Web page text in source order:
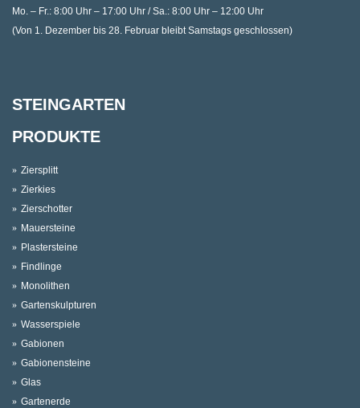
Mo. – Fr.: 8:00 Uhr – 17:00 Uhr / Sa.: 8:00 Uhr – 12:00 Uhr
(Von 1. Dezember bis 28. Februar bleibt Samstags geschlossen)
STEINGARTEN
PRODUKTE
Ziersplitt
Zierkies
Zierschotter
Mauersteine
Plastersteine
Findlinge
Monolithen
Gartenskulpturen
Wasserspiele
Gabionen
Gabionensteine
Glas
Gartenerde